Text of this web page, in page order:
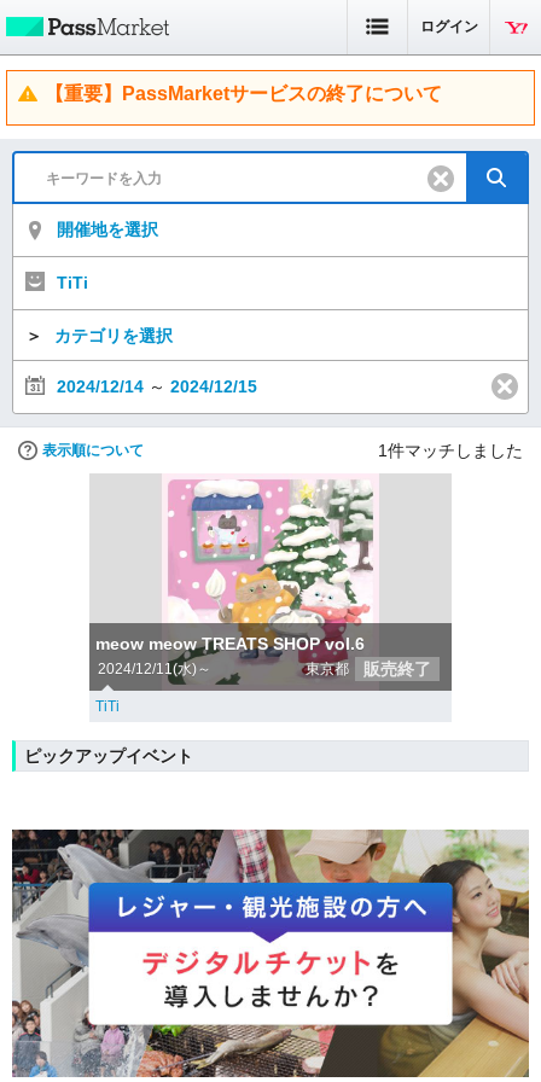
ログイン
【重要】PassMarketサービスの終了について
開催地を選択
TiTi
＞ カテゴリを選択
2024/12/14 ～ 2024/12/15
表示順について 1件マッチしました
meow meow TREATS SHOP vol.6
2024/12/11(水)～ 東京都 販売終了
TiTi
ピックアップイベント